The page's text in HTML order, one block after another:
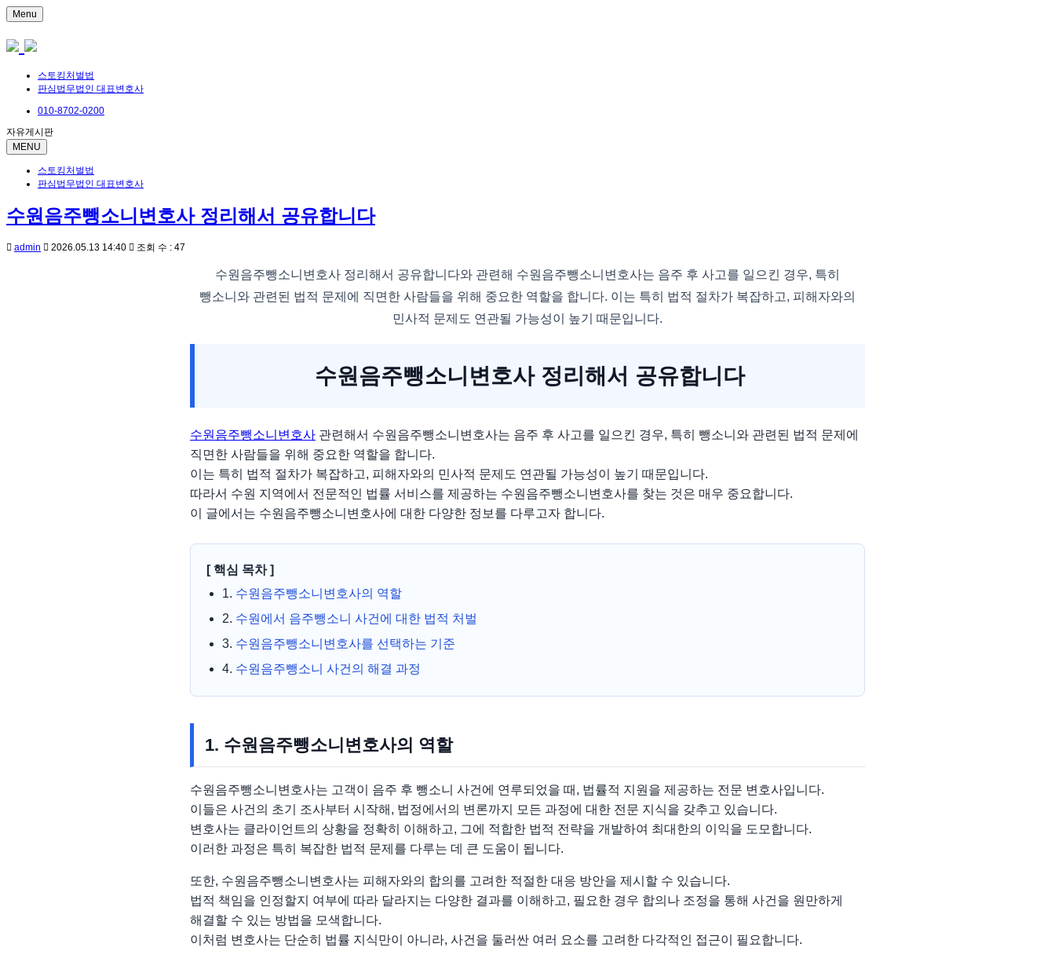
Menu
스토킹처벌법
판심법무법인 대표변호사
010-8702-0200
자유게시판
MENU
스토킹처벌법
판심법무법인 대표변호사
수원음주뺑소니변호사 정리해서 공유합니다
admin 2026.05.13 14:40 조회 수 : 47
수원음주뺑소니변호사 정리해서 공유합니다와 관련해 수원음주뺑소니변호사는 음주 후 사고를 일으킨 경우, 특히
뺑소니와 관련된 법적 문제에 직면한 사람들을 위해 중요한 역할을 합니다. 이는 특히 법적 절차가 복잡하고, 피해자와의
민사적 문제도 연관될 가능성이 높기 때문입니다.
수원음주뺑소니변호사 정리해서 공유합니다
수원음주뺑소니변호사 관련해서 수원음주뺑소니변호사는 음주 후 사고를 일으킨 경우, 특히 뺑소니와 관련된 법적 문제에
직면한 사람들을 위해 중요한 역할을 합니다.
이는 특히 법적 절차가 복잡하고, 피해자와의 민사적 문제도 연관될 가능성이 높기 때문입니다.
따라서 수원 지역에서 전문적인 법률 서비스를 제공하는 수원음주뺑소니변호사를 찾는 것은 매우 중요합니다.
이 글에서는 수원음주뺑소니변호사에 대한 다양한 정보를 다루고자 합니다.
[ 핵심 목차 ]
1. 수원음주뺑소니변호사의 역할
2. 수원에서 음주뺑소니 사건에 대한 법적 처벌
3. 수원음주뺑소니변호사를 선택하는 기준
4. 수원음주뺑소니 사건의 해결 과정
1. 수원음주뺑소니변호사의 역할
수원음주뺑소니변호사는 고객이 음주 후 뺑소니 사건에 연루되었을 때, 법률적 지원을 제공하는 전문 변호사입니다.
이들은 사건의 초기 조사부터 시작해, 법정에서의 변론까지 모든 과정에 대한 전문 지식을 갖추고 있습니다.
변호사는 클라이언트의 상황을 정확히 이해하고, 그에 적합한 법적 전략을 개발하여 최대한의 이익을 도모합니다.
이러한 과정은 특히 복잡한 법적 문제를 다루는 데 큰 도움이 됩니다.
또한, 수원음주뺑소니변호사는 피해자와의 합의를 고려한 적절한 대응 방안을 제시할 수 있습니다.
법적 책임을 인정할지 여부에 따라 달라지는 다양한 결과를 이해하고, 필요한 경우 합의나 조정을 통해 사건을 원만하게
해결할 수 있는 방법을 모색합니다.
이처럼 변호사는 단순히 법률 지식만이 아니라, 사건을 둘러싼 여러 요소를 고려한 다각적인 접근이 필요합니다.